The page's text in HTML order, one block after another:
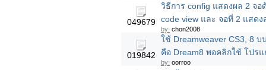
049679
วิธีการ config แสดงผล 2 จอ
code view และ จอที่ 2 แสด
by: chon2008
019842
ใช้ Dreamweaver CS3, 8
คือ Dream8 พอคลิกใช้ โปร
by: oorroo